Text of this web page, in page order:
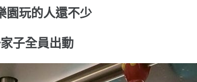
園玩的人還不少
子全員出動